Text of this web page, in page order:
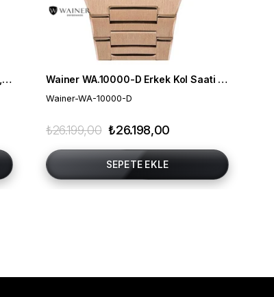
Wainer WA.19222-B Erkek Kol Saati , Swiss Made , Safir Cam Wainer WA.10000-D Erkek Kol Saati , Swiss Made , Safir Cam
Wainer-WA-10000-D
₺26.198,00
₺26.199,00
SEPETE EKLE